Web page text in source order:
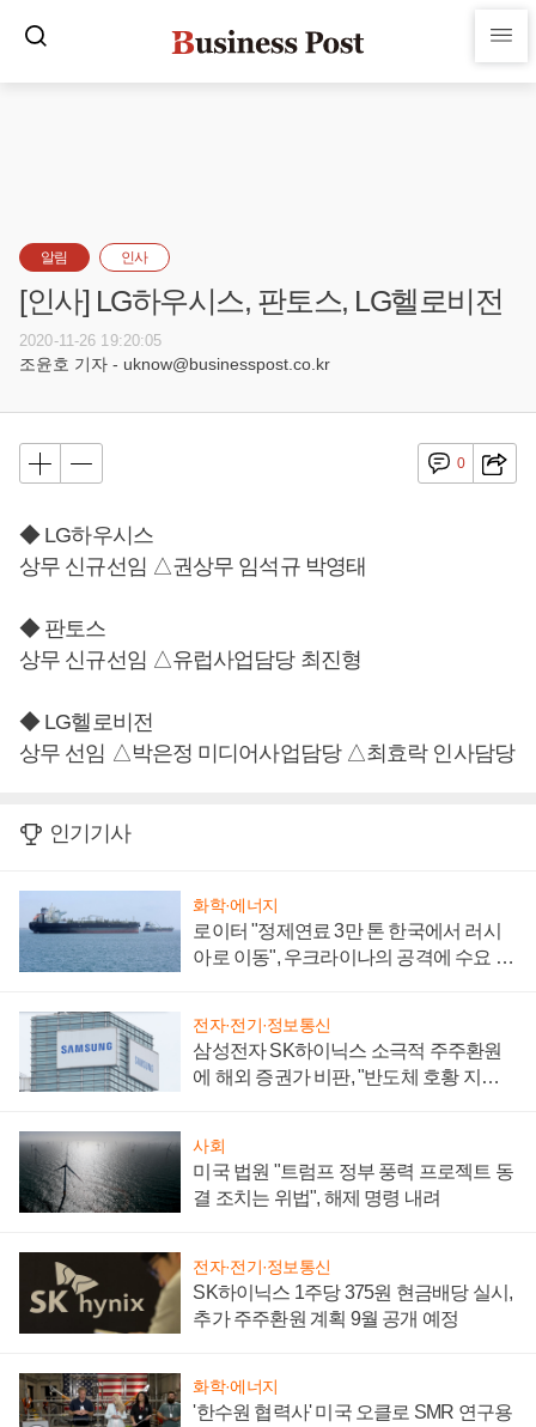
알림 인사
[인사] LG하우시스, 판토스, LG헬로비전
2020-11-26 19:20:05
조윤호 기자 - uknow@businesspost.co.kr
0
◆ LG하우시스
상무 신규선임 △권상무 임석규 박영태
◆ 판토스
상무 신규선임 △유럽사업담당 최진형
◆ LG헬로비전
상무 선임 △박은정 미디어사업담당 △최효락 인사담당
인기기사
화학·에너지
로이터 "정제연료 3만 톤 한국에서 러시
아로 이동", 우크라이나의 공격에 수요 늘
전자·전기·정보통신
삼성전자 SK하이닉스 소극적 주주환원
에 해외 증권가 비판, "반도체 호황 지속
사회
미국 법원 "트럼프 정부 풍력 프로젝트 동
결 조치는 위법", 해제 명령 내려
전자·전기·정보통신
SK하이닉스 1주당 375원 현금배당 실시,
추가 주주환원 계획 9월 공개 예정
화학·에너지
'한수원 협력사' 미국 오클로 SMR 연구용